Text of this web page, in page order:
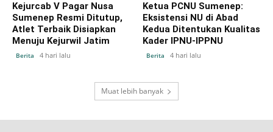
Kejurcab V Pagar Nusa
Sumenep Resmi Ditutup,
Atlet Terbaik Disiapkan
Menuju Kejurwil Jatim
Berita 4 hari lalu
Ketua PCNU Sumenep:
Eksistensi NU di Abad
Kedua Ditentukan Kualitas
Kader IPNU-IPPNU
Berita 4 hari lalu
Muat lebih banyak